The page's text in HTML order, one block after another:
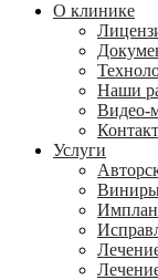
О клинике
Наши
Видео-
Услуги